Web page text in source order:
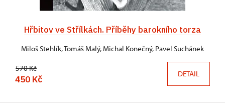
Hřbitov ve Střílkách. Příběhy barokního torza
Miloš Stehlík, Tomáš Malý, Michal Konečný, Pavel Suchánek
570 Kč
450 Kč DETAIL